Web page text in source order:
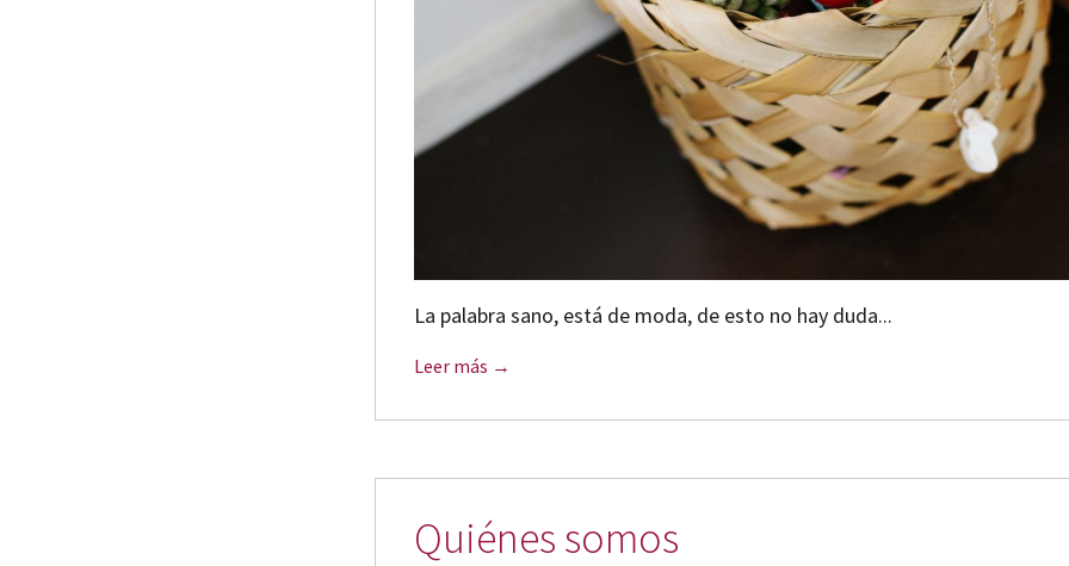
La palabra sano, está de moda, de esto no hay duda...
Leer más →
Quiénes somos